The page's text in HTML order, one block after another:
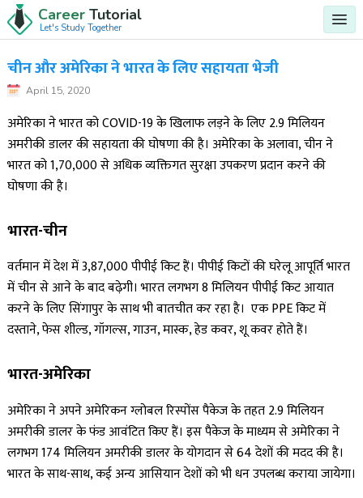
Career Tutorial
Let's Study Together
चीन और अमेरिका ने भारत के लिए सहायता भेजी
April 15, 2020
अमेरिका ने भारत को COVID-19 के खिलाफ लड़ने के लिए 2.9 मिलियन
अमरीकी डालर की सहायता की घोषणा की है। अमेरिका के अलावा, चीन ने
भारत को 1,70,000 से अधिक व्यक्तिगत सुरक्षा उपकरण प्रदान करने की
घोषणा की है।
भारत-चीन
वर्तमान में देश में 3,87,000 पीपीई किट हैं। पीपीई किटों की घरेलू आपूर्ति भारत
में चीन से आने के बाद बढ़ेगी। भारत लगभग 8 मिलियन पीपीई किट आयात
करने के लिए सिंगापुर के साथ भी बातचीत कर रहा है। एक PPE किट में
दस्ताने, फेस शील्ड, गॉगल्स, गाउन, मास्क, हेड कवर, शू कवर होते हैं।
भारत-अमेरिका
अमेरिका ने अपने अमेरिकन ग्लोबल रिस्पोंस पैकेज के तहत 2.9 मिलियन
अमरीकी डालर के फंड आवंटित किए हैं। इस पैकेज के माध्यम से अमेरिका ने
लगभग 174 मिलियन अमरीकी डालर के योगदान से 64 देशों की मदद की है।
भारत के साथ-साथ, कई अन्य आसियान देशों को भी धन उपलब्ध कराया जायेगा।